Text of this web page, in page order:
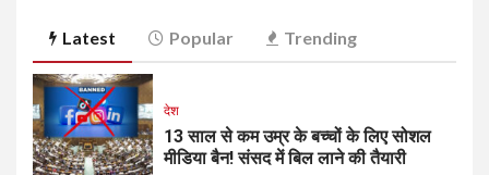
Latest Popular Trending
देश
13 साल से कम उम्र के बच्चों के लिए सोशल
मीडिया बैन! संसद में बिल लाने की तैयारी